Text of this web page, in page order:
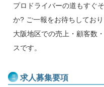
プロドライバーの道もすぐ
か? ご一報をお待ちしており
大阪地区での売上・顧客数
スです。
求人募集要項